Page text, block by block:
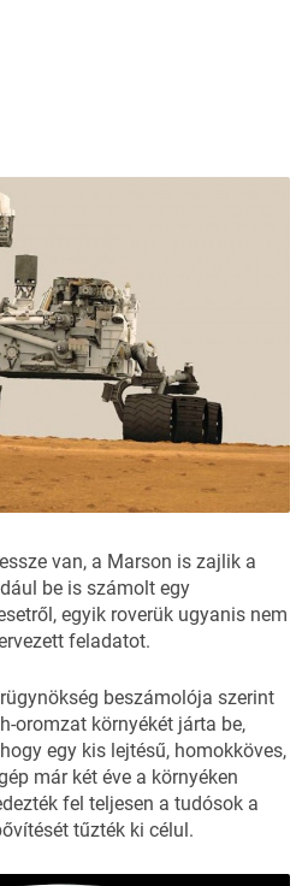
van, a Marson is zajlik a
be is számolt egy
egyik roverük ugyanis nem
feladatot.
beszámolója szerint
oromzat környékét járta be,
egy kis lejtésű, homokköves,
már két éve a környéken
fel teljesen a tudósok a
tűzték ki célul.